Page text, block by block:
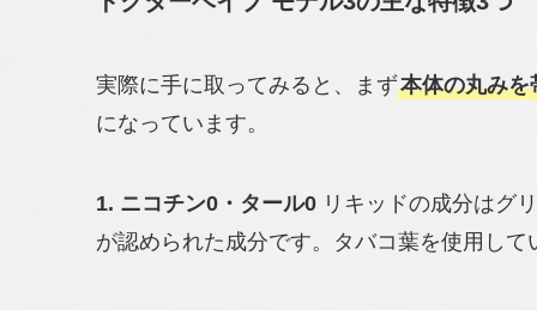
実際に手に取ってみると、まず本体の丸みを
になっています。
1. ニコチン0・タール0 リキッドの成分はグ
が認められた成分です。タバコ葉を使用し